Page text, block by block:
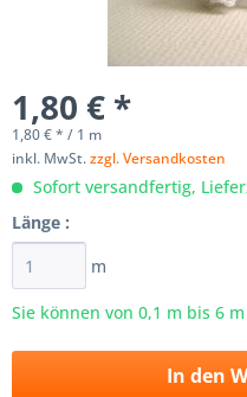
1,80 € *
1,80 € * / 1 m
inkl. MwSt.zzgl. Versandkosten
Sofort versandfertig,
Länge :
m
Sie können von 0,1 m bis 6
In den